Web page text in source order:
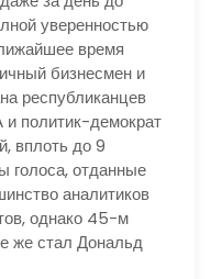
уверенностью
время
бизнесмен и
республиканцев
политик-демократ
вплоть до 9
голоса, отданные
аналитиков
однако 45-м
же стал Дональд